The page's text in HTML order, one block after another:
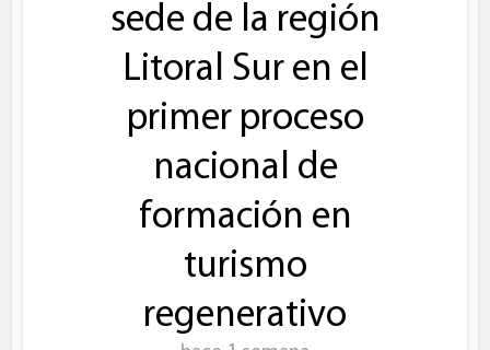
sede de la región
Litoral Sur en el
primer proceso
nacional de
formación en
turismo
regenerativo